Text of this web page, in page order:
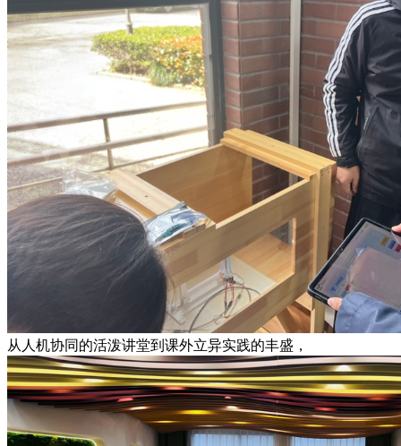
从人机协同的活泼讲堂到课外立异实践的丰盛，